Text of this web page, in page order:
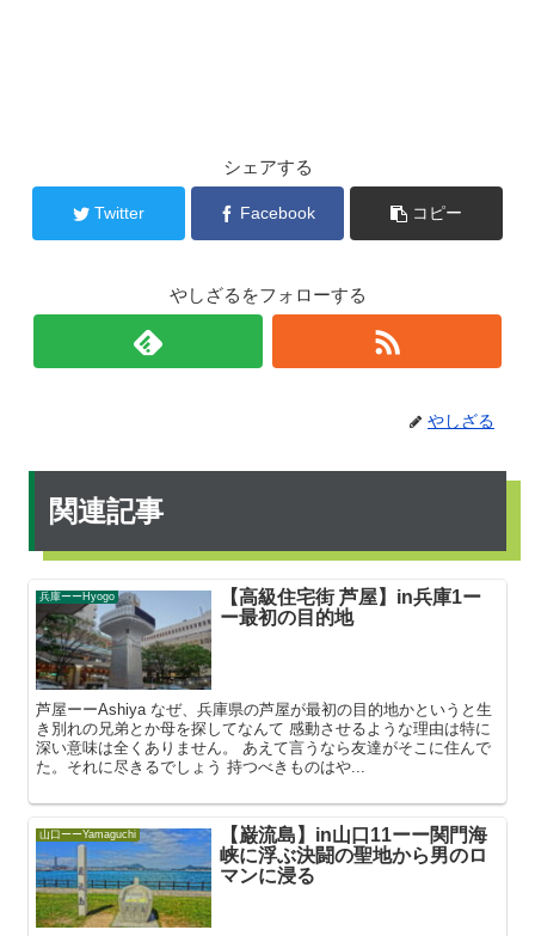
シェアする
Twitter Facebook コピー
やしざるをフォローする
やしざる
関連記事
兵庫ーーHyogo
【高級住宅街 芦屋】in兵庫1ー
ー最初の目的地
芦屋ーーAshiya なぜ、兵庫県の芦屋が最初の目的地かというと生
き別れの兄弟とか母を探してなんて 感動させるような理由は特に
深い意味は全くありません。 あえて言うなら友達がそこに住んで
た。それに尽きるでしょう 持つべきものはや...
山口ーーYamaguchi
【巌流島】in山口11ーー関門海
峡に浮ぶ決闘の聖地から男のロ
マンに浸る